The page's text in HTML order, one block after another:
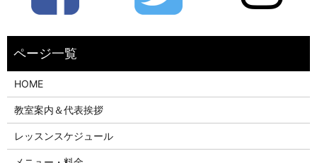
HOME
教室案内＆代表挨拶
レッスンスケジュール